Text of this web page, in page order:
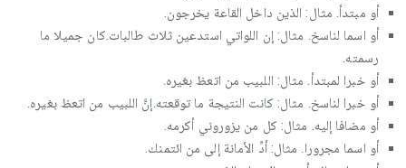
أو مبتدأ. مثال: الذين داخل القاعة يخرجون.
أو اسما لناسخ. مثال: إن اللواتي استدعين ثلاث طالبات.كان جميلا ما
رسمته.
أو خبرا لمبتدأ. مثال: اللبيب من اتعظ بغيره.
أو خبرا لناسخ. مثال: كانت النتيجة ما توقعته.إنَّ اللبيب من اتعظ بغيره.
أو مضافا إليه. مثال: كل من يزوروني أكرمه.
أو اسما مجرورا. مثال: أدِّ الأمانة إلى من ائتمنك.